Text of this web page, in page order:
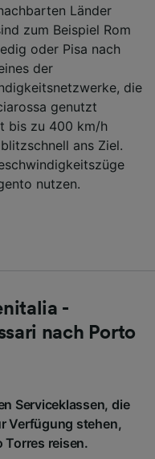
Länder
zum Beispiel Rom
oder Pisa nach
der
die
genutzt
bis zu 400 km/h
ans Ziel.
nutzen.
-
nach Porto
Serviceklassen, die
Verfügung stehen,
Torres reisen.